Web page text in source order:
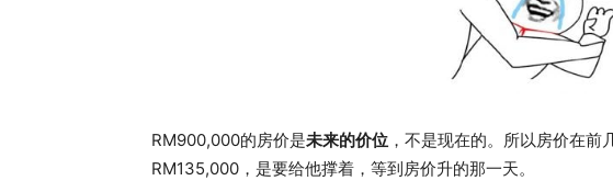
RM900,000的房价是未来的价位 ，不是现在的。所以房价在
RM135,000，是要给他撑着，等到房价升的那一天。